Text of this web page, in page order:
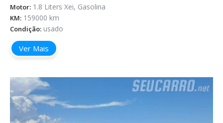
Motor: 1.8 Liters Xei, Gasolina
KM: 159000 km
Condição: usado
Ver Mais